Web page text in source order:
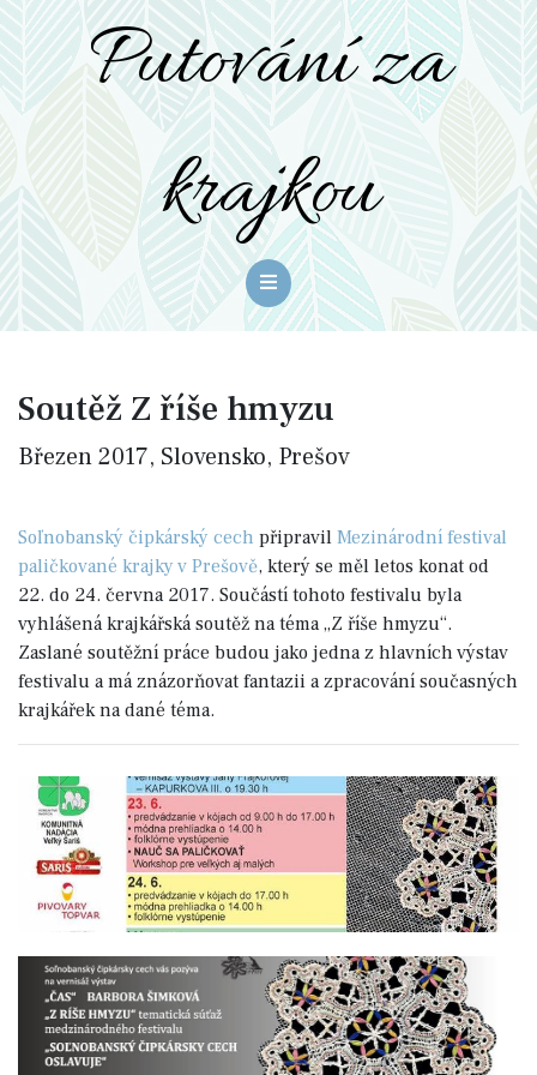
Putování za
krajkou
Soutěž Z říše hmyzu
Březen 2017, Slovensko, Prešov
Soľnobanský čipkárský cech připravil Mezinárodní festival
paličkované krajky v Prešově, který se měl letos konat od
22. do 24. června 2017. Součástí tohoto festivalu byla
vyhlášená krajkářská soutěž na téma „Z říše hmyzu“.
Zaslané soutěžní práce budou jako jedna z hlavních výstav
festivalu a má znázorňovat fantazii a zpracování současných
krajkářek na dané téma.